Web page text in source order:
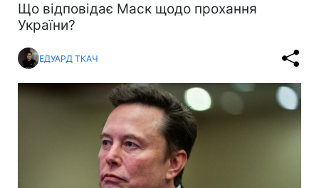
Що відповідає Маск щодо прохання
України?
ЕДУАРД ТКАЧ